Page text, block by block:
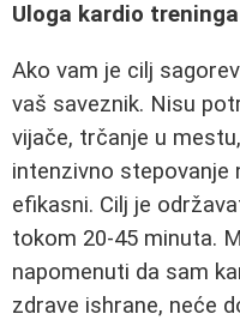
Uloga kardio treninga
Ako vam je cilj
vaš saveznik. Nisu
vijače, trčanje u
intenzivno stepovanje
efikasni. Cilj je
tokom 20-45 minuta.
napomenuti da sam
zdrave ishrane, neće